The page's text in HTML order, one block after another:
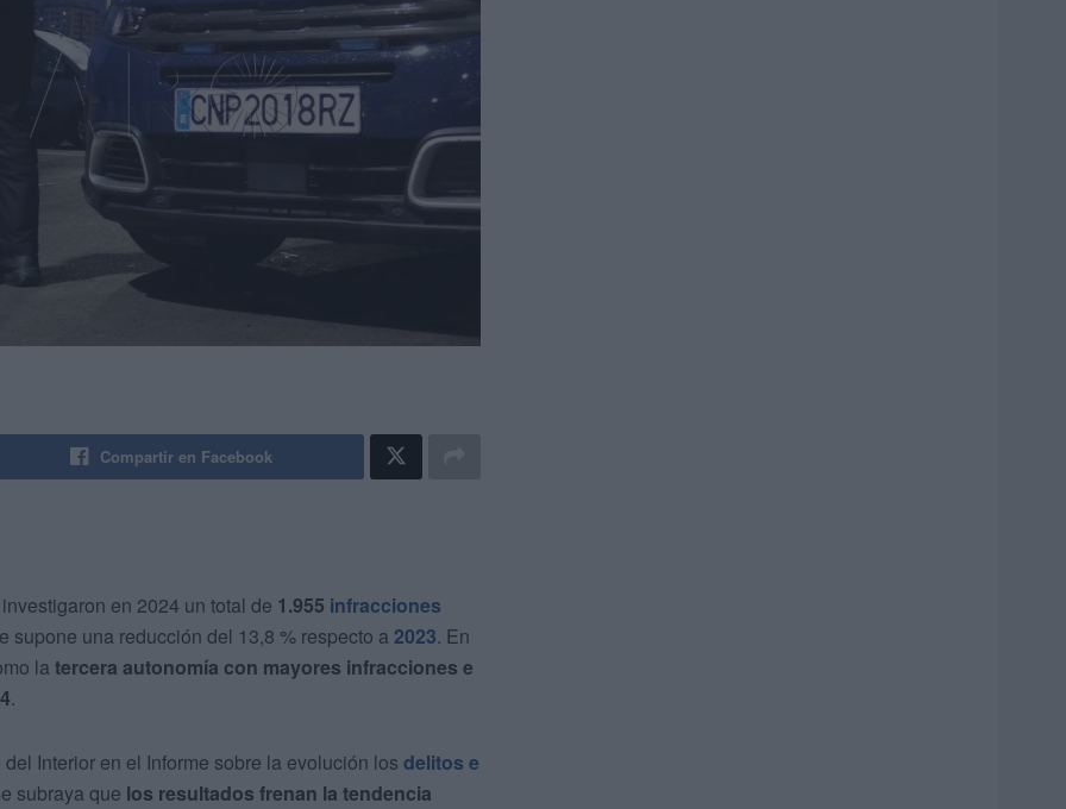
Compartir en Facebook
en 2024 un total de 1.955 infracciones
supone una reducción del 13,8 % respecto a 2023. En
la tercera autonomía con mayores infracciones e
.
Interior en el Informe sobre la evolución los delitos e
subraya que los resultados frenan la tendencia